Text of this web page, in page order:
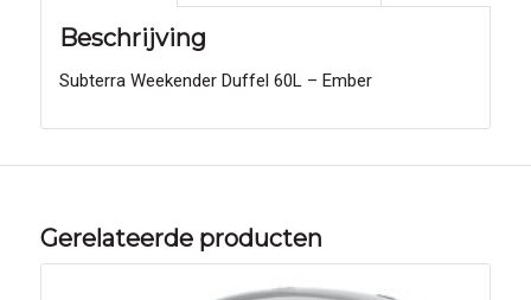
Beschrijving
Subterra Weekender Duffel 60L – Ember
Gerelateerde producten